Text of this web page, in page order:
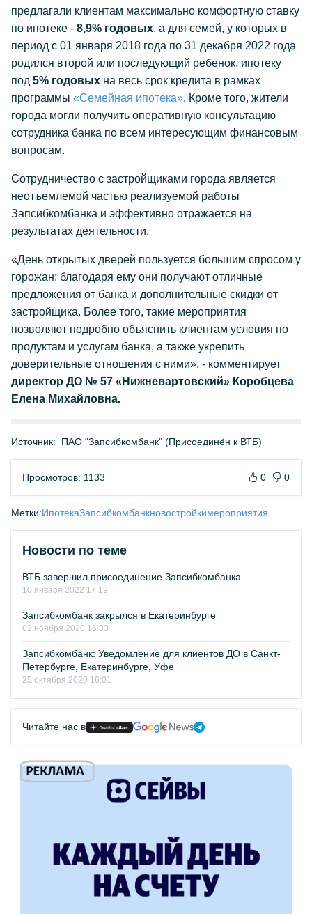
предлагали клиентам максимально комфортную ставку
по ипотеке - 8,9% годовых, а для семей, у которых в
период с 01 января 2018 года по 31 декабря 2022 года
родился второй или последующий ребенок, ипотеку
под 5% годовых на весь срок кредита в рамках
программы «Семейная ипотека». Кроме того, жители
города могли получить оперативную консультацию
сотрудника банка по всем интересующим финансовым
вопросам.
Сотрудничество с застройщиками города является
неотъемлемой частью реализуемой работы
Запсибкомбанка и эффективно отражается на
результатах деятельности.
«День открытых дверей пользуется большим спросом у
горожан: благодаря ему они получают отличные
предложения от банка и дополнительные скидки от
застройщика. Более того, такие мероприятия
позволяют подробно объяснить клиентам условия по
продуктам и услугам банка, а также укрепить
доверительные отношения с ними», - комментирует
директор ДО № 57 «Нижневартовский» Коробцева
Елена Михайловна.
Источник: ПАО "Запсибкомбанк" (Присоединён к ВТБ)
Просмотров: 1133 0 0
Метки:ИпотекаЗапсибкомбанкновостройкимероприятия
Новости по теме
ВТБ завершил присоединение Запсибкомбанка
10 января 2022 17:19
Запсибкомбанк закрылся в Екатеринбурге
02 ноября 2020 16:33
Запсибкомбанк: Уведомление для клиентов ДО в Санкт-
Петербурге, Екатеринбурге, Уфе
25 октября 2020 16:01
Читайте нас в